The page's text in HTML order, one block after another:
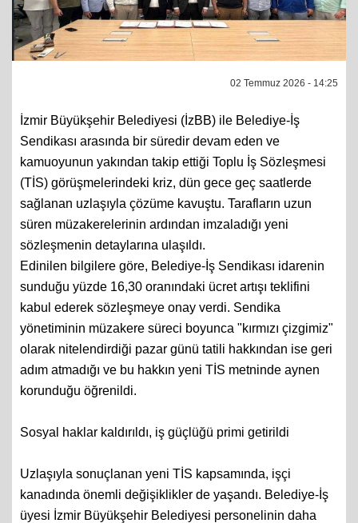
02 Temmuz 2026 - 14:25
İzmir Büyükşehir Belediyesi (İzBB) ile Belediye-İş
Sendikası arasında bir süredir devam eden ve
kamuoyunun yakından takip ettiği Toplu İş Sözleşmesi
(TİS) görüşmelerindeki kriz, dün gece geç saatlerde
sağlanan uzlaşıyla çözüme kavuştu. Tarafların uzun
süren müzakerelerinin ardından imzaladığı yeni
sözleşmenin detaylarına ulaşıldı.
Edinilen bilgilere göre, Belediye-İş Sendikası idarenin
sunduğu yüzde 16,30 oranındaki ücret artışı teklifini
kabul ederek sözleşmeye onay verdi. Sendika
yönetiminin müzakere süreci boyunca "kırmızı çizgimiz"
olarak nitelendirdiği pazar günü tatili hakkından ise geri
adım atmadığı ve bu hakkın yeni TİS metninde aynen
korunduğu öğrenildi.
Sosyal haklar kaldırıldı, iş güçlüğü primi getirildi
Uzlaşıyla sonuçlanan yeni TİS kapsamında, işçi
kanadında önemli değişiklikler de yaşandı. Belediye-İş
üyesi İzmir Büyükşehir Belediyesi personelinin daha